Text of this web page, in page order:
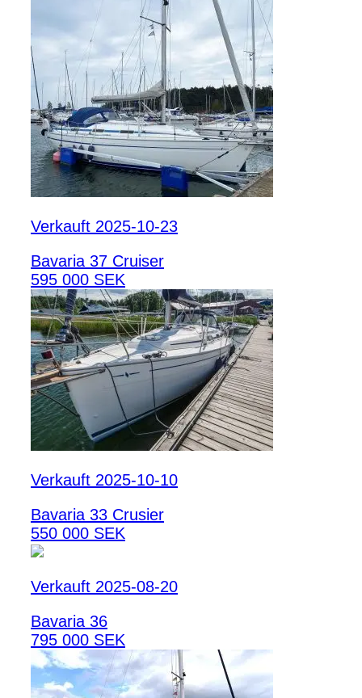
Verkauft 2025-10-23
Bavaria 37 Cruiser
595 000 SEK
Verkauft 2025-10-10
Bavaria 33 Crusier
550 000 SEK
Verkauft 2025-08-20
Bavaria 36
795 000 SEK